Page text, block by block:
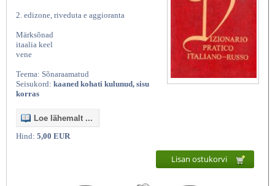
2. edizone, riveduta e aggioranta
Märksõnad
itaalia keel
vene
Teema: Sõnaraamatud
Seisukord: kaaned kohati kulunud, sisu
korras
Loe lähemalt ...
Hind: 5,00 EUR
Lisan ostukorvi